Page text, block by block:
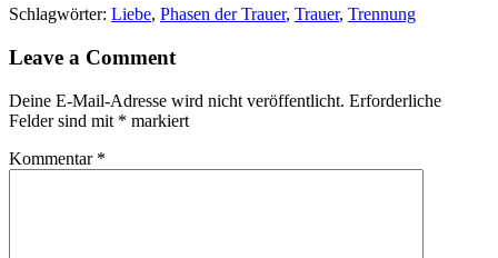
Schlagwörter: Liebe, Phasen der Trauer, Trauer, Trennung
Leave a Comment
Deine E-Mail-Adresse wird nicht veröffentlicht. Erforderliche
Felder sind mit * markiert
Kommentar *